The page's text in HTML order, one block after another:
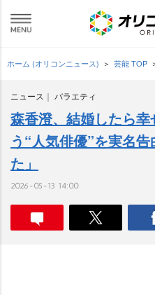
ホーム (オリコンニュース) 芸能 TOP
ニュース バラエティ
森香澄、結婚したら
う“人気俳優”を実名
た」
2026-05-13 14:00